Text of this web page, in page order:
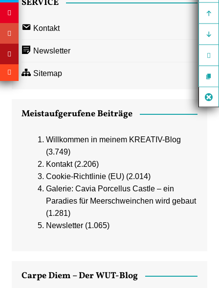
SERVICE
Kontakt
Newsletter
Sitemap
Meistaufgerufene Beiträge
Willkommen in meinem KREATIV-Blog
(3.749)
Kontakt (2.206)
Cookie-Richtlinie (EU) (2.014)
Galerie: Cavia Porcellus Castle – ein
Paradies für Meerschweinchen wird gebaut
(1.281)
Newsletter (1.065)
Carpe Diem – Der WUT-Blog